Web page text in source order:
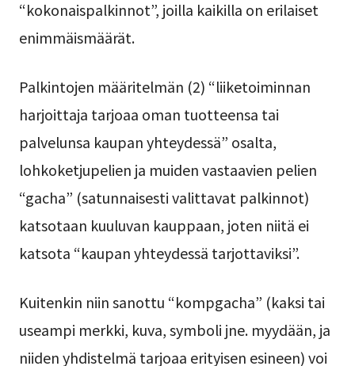
“kokonaispalkinnot”, joilla kaikilla on erilaiset
enimmäismäärät.
Palkintojen määritelmän (2) “liiketoiminnan
harjoittaja tarjoaa oman tuotteensa tai
palvelunsa kaupan yhteydessä” osalta,
lohkoketjupelien ja muiden vastaavien pelien
“gacha” (satunnaisesti valittavat palkinnot)
katsotaan kuuluvan kauppaan, joten niitä ei
katsota “kaupan yhteydessä tarjottaviksi”.
Kuitenkin niin sanottu “kompgacha” (kaksi tai
useampi merkki, kuva, symboli jne. myydään, ja
niiden yhdistelmä tarjoaa erityisen esineen) voi